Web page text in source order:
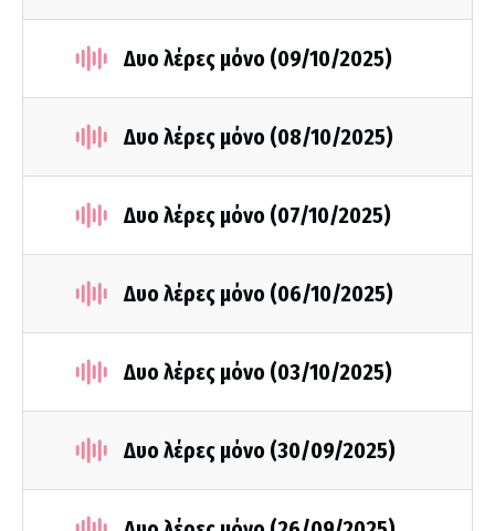
Δυο λέρες μόνο (09/10/2025)
Δυο λέρες μόνο (08/10/2025)
Δυο λέρες μόνο (07/10/2025)
Δυο λέρες μόνο (06/10/2025)
Δυο λέρες μόνο (03/10/2025)
Δυο λέρες μόνο (30/09/2025)